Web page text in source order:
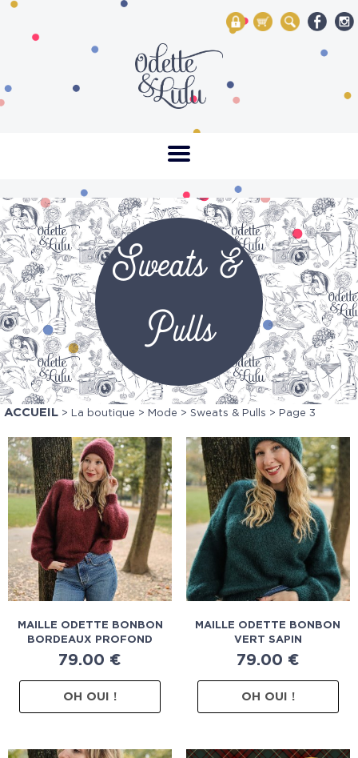
My Account
Mon panier
Rechercher
Sweats &
Pulls
ACCUEIL > La boutique > Mode > Sweats & Pulls > Page 3
MAILLE ODETTE BONBON
BORDEAUX PROFOND
79.00 €
OH OUI !
MAILLE ODETTE BONBON
VERT SAPIN
79.00 €
OH OUI !